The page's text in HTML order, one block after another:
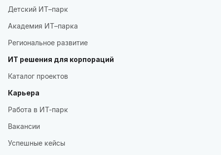
Детский ИТ–парк
Академия ИТ–парка
Региональное развитие
ИТ решения для корпораций
Каталог проектов
Карьера
Работа в ИТ-парк
Вакансии
Успешные кейсы